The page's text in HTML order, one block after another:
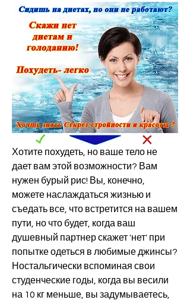
Хотите похудеть, но ваше тело не
дает вам этой возможности? Вам
нужен бурый рис! Вы, конечно,
можете наслаждаться жизнью и
съедать все, что встретится на вашем
пути, но что будет, когда ваш
душевный партнер скажет 'нет' при
попытке одеться в любимые джинсы?
Ностальгически вспоминая свои
студенческие годы, когда вы весили
на 10 кг меньше, вы задумываетесь,